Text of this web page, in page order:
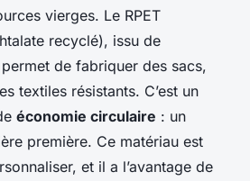
vierges. Le RPET
recyclé), issu de
de fabriquer des sacs,
textiles résistants. C’est un
économie circulaire : un
première. Ce matériau est
et il a l’avantage de